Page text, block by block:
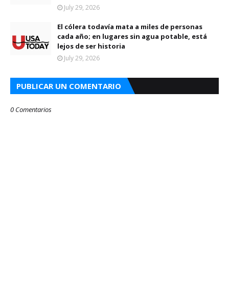
July 29, 2026
El cólera todavía mata a miles de personas
cada año; en lugares sin agua potable, está
lejos de ser historia
July 29, 2026
PUBLICAR UN COMENTARIO
0 Comentarios